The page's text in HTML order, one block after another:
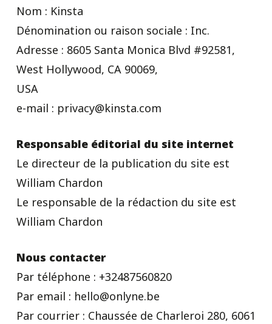
Nom : Kinsta
Dénomination ou raison sociale : Inc.
Adresse : 8605 Santa Monica Blvd #92581,
West Hollywood, CA 90069,
USA
e-mail : privacy@kinsta.com
Responsable éditorial du site internet
Le directeur de la publication du site est
William Chardon
Le responsable de la rédaction du site est
William Chardon
Nous contacter
Par téléphone : +32487560820
Par email : hello@onlyne.be
Par courrier : Chaussée de Charleroi 280, 6061